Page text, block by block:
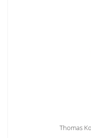
Thomas